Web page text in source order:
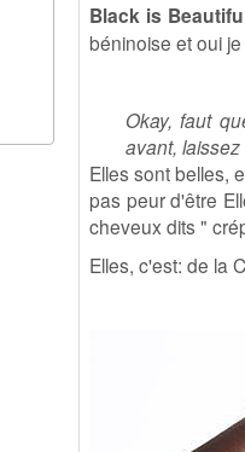
Black is
béninoise et oui
Okay, faut
avant,
Elles sont belles,
pas peur d'être
cheveux dits "
Elles, c'est: de la